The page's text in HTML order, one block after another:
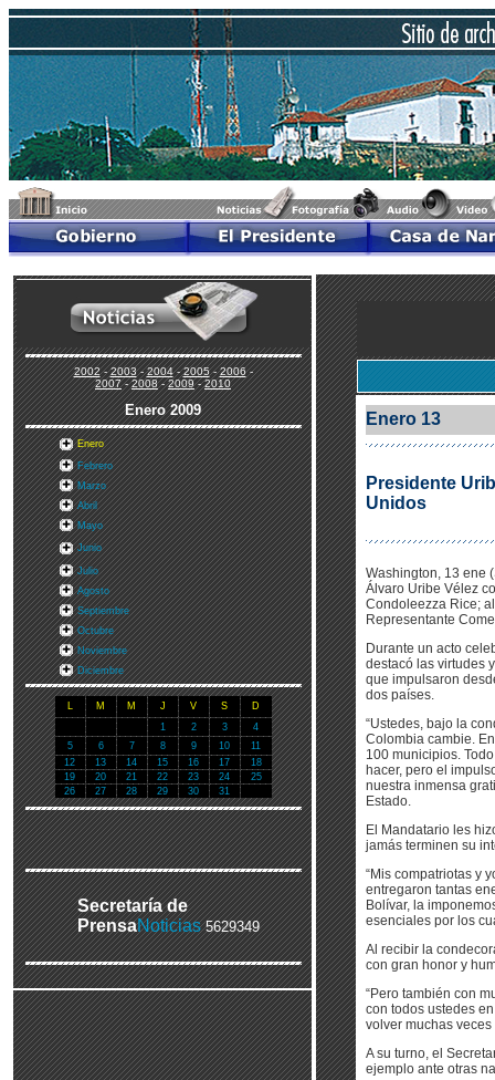
2002-2003-2004-2005-2006-
2007-2008-2009-2010
Enero2009
Enero
Febrero
Marzo
Abril
Mayo
Junio
Julio
Agosto
Septiembre
Octubre
Noviembre
Diciembre
L M M J V S
D
1
2 3
4
5
6 7 8 9 10
11
12
13 14 15 16 17
18
19
20 21 22 23 24
25
26
27 28 29 30 31
Secretaría de
PrensaNoticias 5629349
Enero 13
Presidente
Unidos
Washington, 13 ene
Álvaro Uribe Vélez
Condoleezza Rice;
Representante
Durante un acto
destacó las virtudes
que impulsaron
dos países.
“Ustedes, bajo la
Colombia cambie.
100 municipios.
hacer, pero el
nuestra inmensa
Estado.
El Mandatario les
jamás terminen su
“Mis compatriotas y
entregaron tantas
Bolívar, la
esenciales por los
Al recibir la
con gran honor y
“Pero también con
con todos ustedes
volver muchas
A su turno, el
ejemplo ante otras